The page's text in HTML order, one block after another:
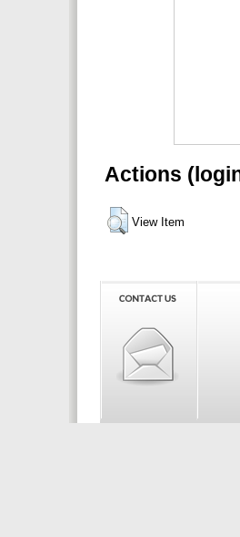
Actions
View Item